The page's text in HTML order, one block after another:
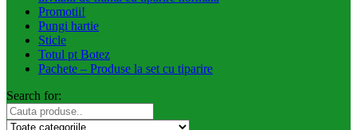
Promotii!
Pungi hartie
Sticle
Totul pt Botez
Pachete – Produse la set cu tiparire
Search for: